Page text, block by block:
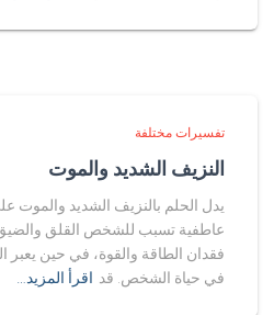
تفسيرات مختلفة
النزيف الشديد والموت
يدل الحلم بالنزيف الشديد
عاطفية تسبب للشخص القلق
فقدان الطاقة والقوة، في حين يعبر
في حياة الشخص. قد اقرأ المزيد…